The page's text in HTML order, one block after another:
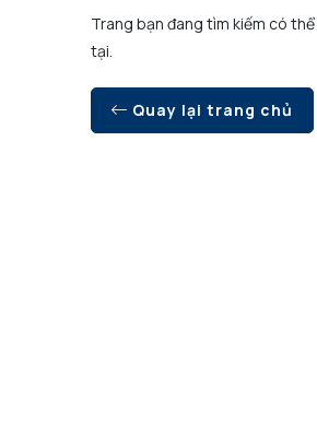
Trang bạn đang tìm kiếm có
tại.
Quay lại trang chủ